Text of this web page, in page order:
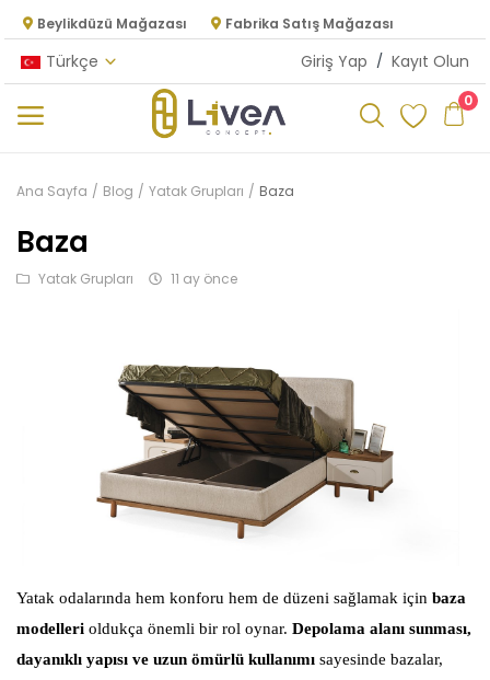
Beylikdüzü Mağazası Fabrika Satış Mağazası
Türkçe Giriş Yap / Kayıt Olun
0
Kategoriler
Oturma Odası
Yemek Odası
Genç Odası
Ana Sayfa Blog Yatak Grupları Baza
Baza
Yatak Grupları 11 ay önce
Yatak odalarında hem konforu hem de düzeni sağlamak için baza
modelleri oldukça önemli bir rol oynar. Depolama alanı sunması,
dayanıklı yapısı ve uzun ömürlü kullanımı sayesinde bazalar,